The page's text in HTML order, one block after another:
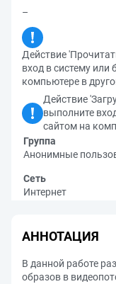
–
Действие
вход в систему или
компьютере в
Действие
выполните
сайтом на
Группа
Анонимные
Сеть
Интернет
АННОТАЦИЯ
В данной работе
образов в